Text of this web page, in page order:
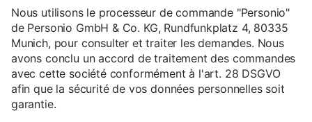
Nous utilisons le processeur de commande "Personio"
de Personio GmbH & Co. KG, Rundfunkplatz 4, 80335
Munich, pour consulter et traiter les demandes. Nous
avons conclu un accord de traitement des commandes
avec cette société conformément à l'art. 28 DSGVO
afin que la sécurité de vos données personnelles soit
garantie.